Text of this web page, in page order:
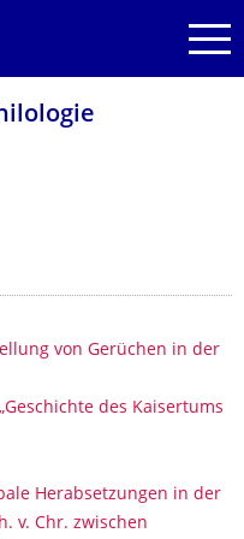
von Gerüchen in der
des Kaisertums
Herabsetzungen in der
v. Chr. zwischen